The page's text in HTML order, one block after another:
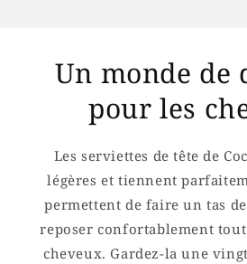
Un monde de
pour les
Les serviettes de tête de
légères et tiennent
permettent de faire un tas
reposer confortablement tout
cheveux. Gardez-la une